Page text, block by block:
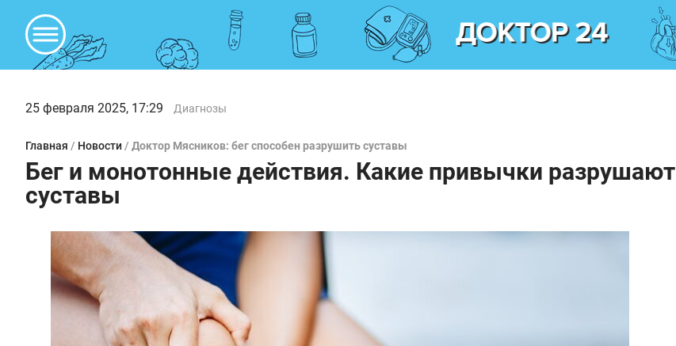
25 февраля 2025, 17:29 Диагнозы
Главная / Новости / Доктор Мясников: бег способен разрушить суставы
Бег и монотонные действия. Какие привычки разрушают
суставы